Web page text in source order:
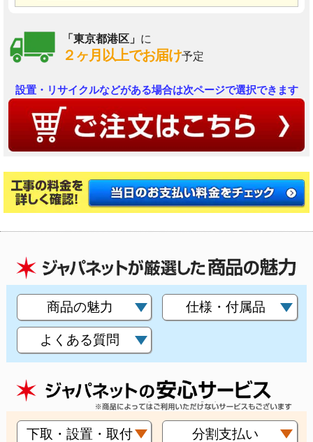
「東京都港区」 に
２ヶ月以上でお届け予定
設置・リサイクルなどがある場合は次ページで選択できます
商品の魅力 仕様・付属品
よくある質問
下取・設置・取付 分割支払い